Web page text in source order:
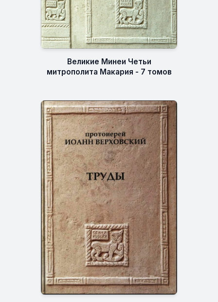
Великие Минеи Четьи
митрополита Макария - 7 томов